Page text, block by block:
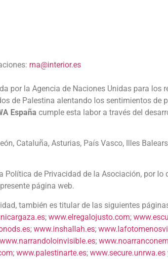
rna@interior.es
por la Agencia de Naciones Unidas para los
de Palestina alentando los sentimientos de
España cumple esta labor a través del
Cataluña, Asturias, País Vasco, Illes
de Privacidad de la Asociación, por lo
página web.
también es titular de las siguientes
; www.elregalojusto.com;
; www.inshallah.es;
www.narrandoloinvisible.es;
; www.palestinarte.es; www.secure.unrwa.es